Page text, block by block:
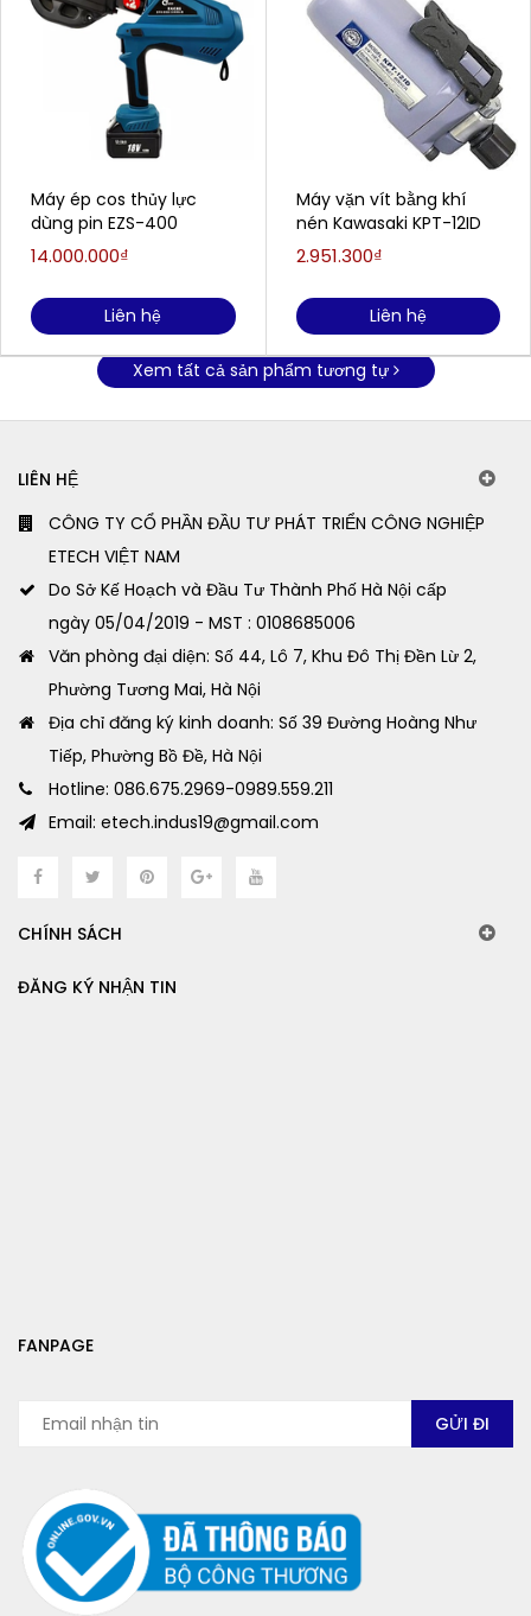
Máy ép cos thủy lực
dùng pin EZS-400
14.000.000₫
Liên hệ
Máy vặn vít bằng khí
nén Kawasaki KPT-12ID
2.951.300₫
Liên hệ
Xem tất cả sản phẩm tương tự
LIÊN HỆ
CÔNG TY CỔ PHẦN ĐẦU TƯ PHÁT TRIỂN CÔNG NGHIỆP
ETECH VIỆT NAM
Do Sở Kế Hoạch và Đầu Tư Thành Phố Hà Nội cấp
ngày 05/04/2019 - MST : 0108685006
Văn phòng đại diện: Số 44, Lô 7, Khu Đô Thị Đền Lừ 2,
Phường Tương Mai, Hà Nội
Địa chỉ đăng ký kinh doanh: Số 39 Đường Hoàng Như
Tiếp, Phường Bồ Đề, Hà Nội
Hotline: 086.675.2969-0989.559.211
Email: etech.indus19@gmail.com
CHÍNH SÁCH
ĐĂNG KÝ NHẬN TIN
FANPAGE